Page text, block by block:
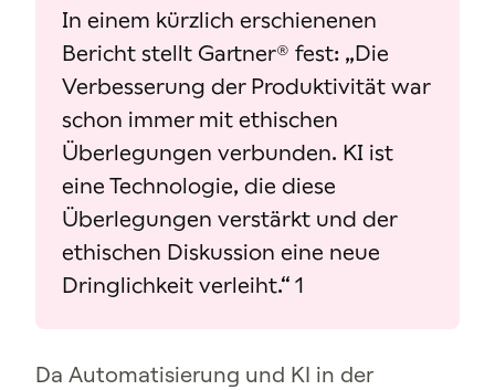
In einem kürzlich erschienenen
Bericht stellt Gartner® fest: „Die
Verbesserung der Produktivität war
schon immer mit ethischen
Überlegungen verbunden. KI ist
eine Technologie, die diese
Überlegungen verstärkt und der
ethischen Diskussion eine neue
Dringlichkeit verleiht.“ 1
Da Automatisierung und KI in der